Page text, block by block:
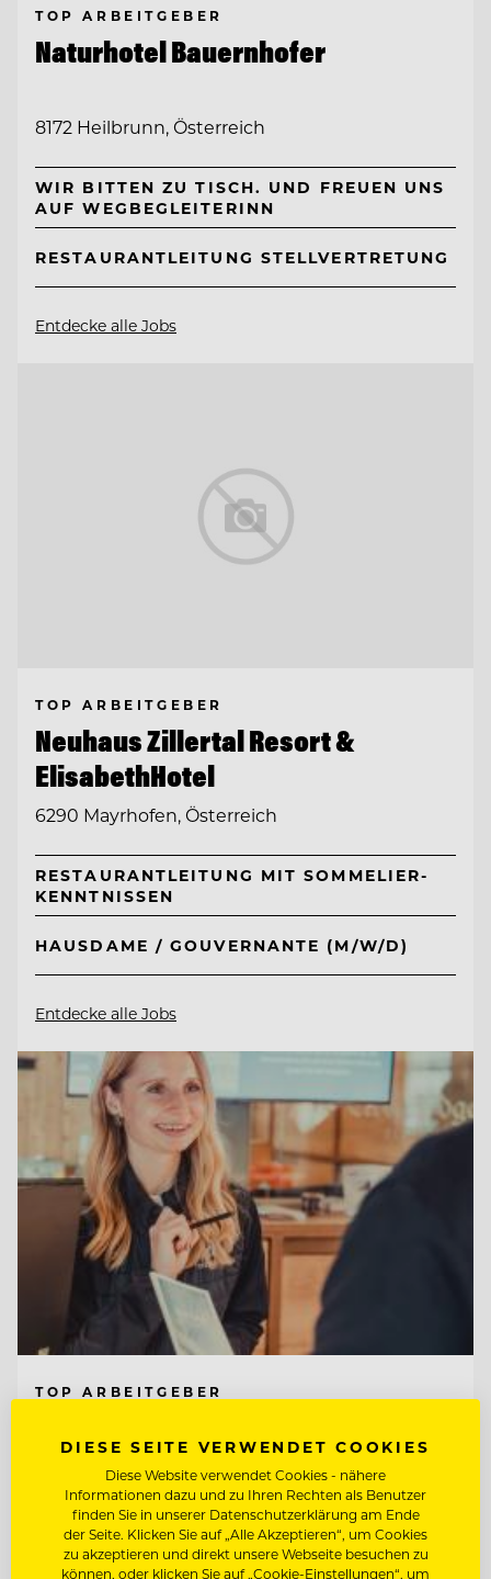
TOP ARBEITGEBER
Naturhotel Bauernhofer
8172 Heilbrunn, Österreich
WIR BITTEN ZU TISCH. UND FREUEN UNS
AUF WEGBEGLEITERINN
RESTAURANTLEITUNG STELLVERTRETUNG
Entdecke alle Jobs
TOP ARBEITGEBER
Neuhaus Zillertal Resort &
ElisabethHotel
6290 Mayrhofen, Österreich
RESTAURANTLEITUNG MIT SOMMELIER-
KENNTNISSEN
HAUSDAME / GOUVERNANTE (M/W/D)
Entdecke alle Jobs
TOP ARBEITGEBER
6352 Ellmau, Österreich
RESERVIERUNG / BACK OFFICE AGENT
DIESE SEITE VERWENDET COOKIES
Diese Website verwendet Cookies - nähere
Informationen dazu und zu Ihren Rechten als Benutzer
finden Sie in unserer Datenschutzerklärung am Ende
der Seite. Klicken Sie auf „Alle Akzeptieren“, um Cookies
zu akzeptieren und direkt unsere Webseite besuchen zu
können, oder klicken Sie auf „Cookie-Einstellungen“, um